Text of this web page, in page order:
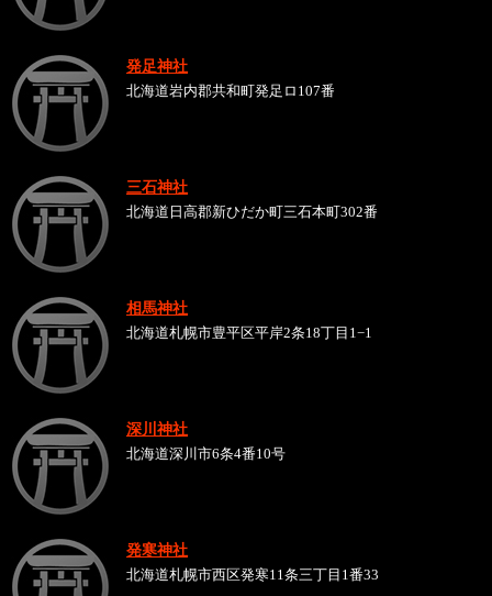
発足神社
北海道岩内郡共和町発足ロ107番
三石神社
北海道日高郡新ひだか町三石本町302番
相馬神社
北海道札幌市豊平区平岸2条18丁目1−1
深川神社
北海道深川市6条4番10号
発寒神社
北海道札幌市西区発寒11条三丁目1番33